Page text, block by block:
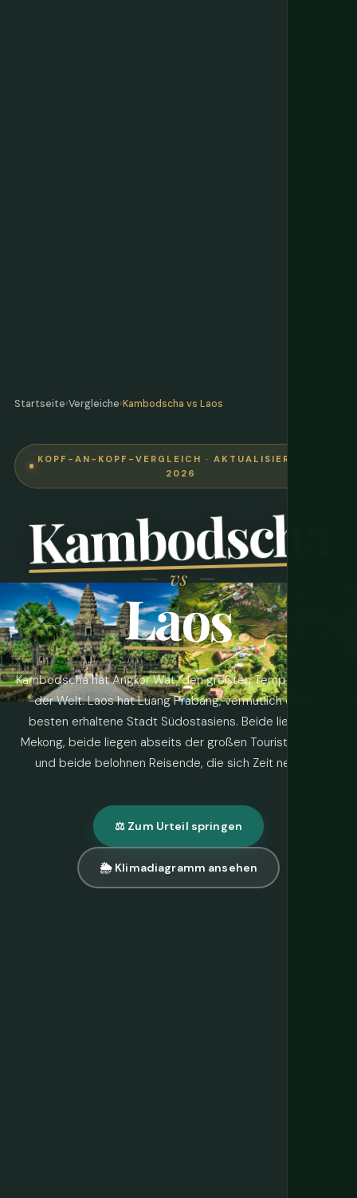
Startseite›Vergleiche›Kambodscha vs Laos
KOPF-AN-KOPF-VERGLEICH · AKTUALISIERT MAI
2026
Kambodscha
vs
Laos
Kambodscha hat Angkor Wat, den größten Tempelkomplex
der Welt. Laos hat Luang Prabang, vermutlich die am
besten erhaltene Stadt Südostasiens. Beide liegen am
Mekong, beide liegen abseits der großen Touristenrouten
und beide belohnen Reisende, die sich Zeit nehmen.
⚖️ Zum Urteil springen
🌦 Klimadiagramm ansehen